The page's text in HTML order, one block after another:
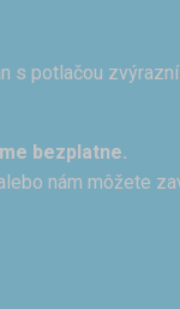
s potlačou
bezplatne.
nám môžete